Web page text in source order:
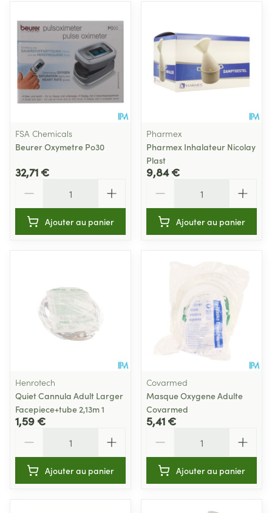
FSA Chemicals
Beurer Oxymetre Po30
32,71 €
Ajouter au panier
Pharmex
Pharmex Inhalateur Nicolay
Plast
9,84 €
Ajouter au panier
Henrotech
Quiet Cannula Adult Larger
Facepiece+tube 2,13m 1
1,59 €
Ajouter au panier
Covarmed
Masque Oxygene Adulte
Covarmed
5,41 €
Ajouter au panier